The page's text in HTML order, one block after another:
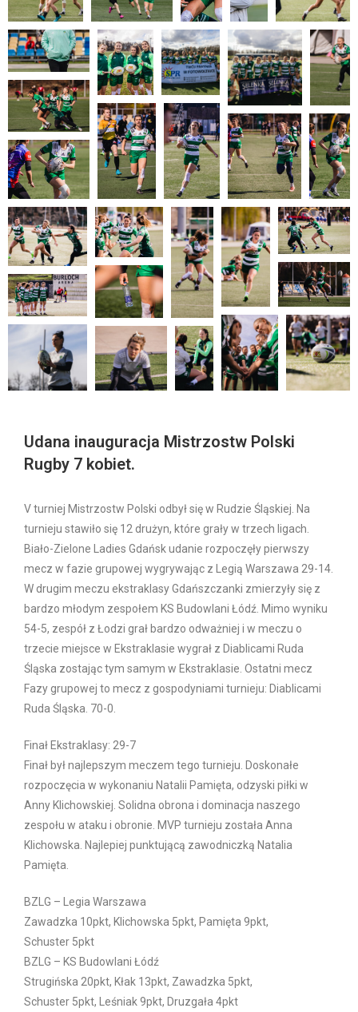
Udana inauguracja Mistrzostw Polski
Rugby 7 kobiet.
V turniej Mistrzostw Polski odbył się w Rudzie Śląskiej. Na
turnieju stawiło się 12 drużyn, które grały w trzech ligach.
Biało-Zielone Ladies Gdańsk udanie rozpoczęły pierwszy
mecz w fazie grupowej wygrywając z Legią Warszawa 29-14.
W drugim meczu ekstraklasy Gdańszczanki zmierzyły się z
bardzo młodym zespołem KS Budowlani Łódź. Mimo wyniku
54-5, zespół z Łodzi grał bardzo odważniej i w meczu o
trzecie miejsce w Ekstraklasie wygrał z Diablicami Ruda
Śląska zostając tym samym w Ekstraklasie. Ostatni mecz
Fazy grupowej to mecz z gospodyniami turnieju: Diablicami
Ruda Śląska. 70-0.
Finał Ekstraklasy: 29-7
Finał był najlepszym meczem tego turnieju. Doskonałe
rozpoczęcia w wykonaniu Natalii Pamięta, odzyski piłki w
Anny Klichowskiej. Solidna obrona i dominacja naszego
zespołu w ataku i obronie. MVP turnieju została Anna
Klichowska. Najlepiej punktującą zawodniczką Natalia
Pamięta.
BZLG – Legia Warszawa
Zawadzka 10pkt, Klichowska 5pkt, Pamięta 9pkt,
Schuster 5pkt
BZLG – KS Budowlani Łódź
Strugińska 20pkt, Kłak 13pkt, Zawadzka 5pkt,
Schuster 5pkt, Leśniak 9pkt, Druzgała 4pkt